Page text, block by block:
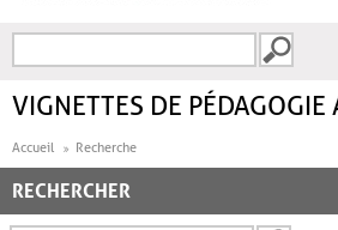
FORMULAIRE DE
VIGNETTES DE PÉDAGOGIE
Accueil Recherche
RECHERCHER